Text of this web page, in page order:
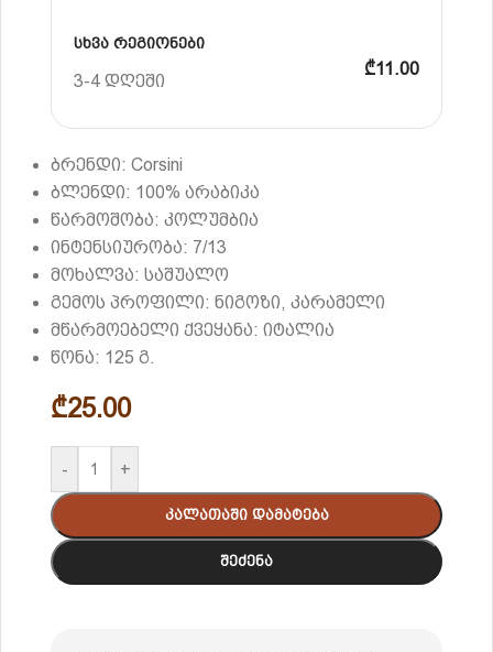
სხვა რეგიონები
3-4 დღეში
₾11.00
ბრენდი: Corsini
ბლენდი: 100% არაბიკა
წარმოშობა: კოლუმბია
ინტენსიურობა: 7/13
მოხალვა: საშუალო
გემოს პროფილი: ნიგოზი, კარამელი
მწარმოებელი ქვეყანა: იტალია
წონა: 125 გ.
₾25.00
- +
Კალათაში Დამატება
Შეძენა